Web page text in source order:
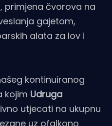
primjena čvorova na
gajetom,
alata za lov i
kontinuiranog
kojim Udruga
utjecati na ukupnu
uz ofalkono